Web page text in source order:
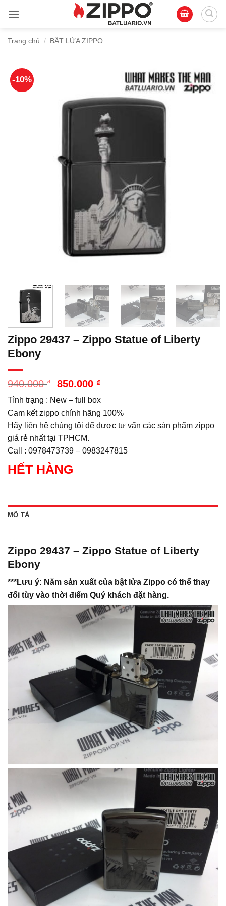
qua
dungTrang chủ / BẬT LỬA ZIPPO
-10%
Zippo 29437 – Zippo Statue of Liberty
Ebony
940.000₫
Giá
là:
940.000 ₫.
850.000 ₫
tại
là:
850.000 ₫.
Tình trạng : New – full box
Cam kết zippo chính hãng 100%
Hãy liên hệ chúng tôi để được tư vấn các sản phẩm zippo
giá rẻ nhất tại TPHCM.
Call : 0978473739 – 0983247815
HẾT HÀNG
MÔ TẢ
Zippo 29437 – Zippo Statue of Liberty
Ebony
***Lưu ý: Năm sản xuất của bật lửa Zippo có thể thay
đổi tùy vào thời điểm Quý khách đặt hàng.